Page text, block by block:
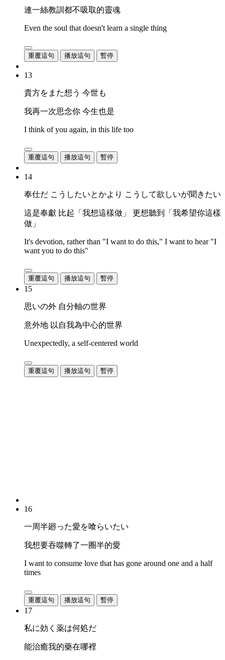
連一絲教訓都不吸取的靈魂
Even the soul that doesn't learn a single thing
重覆這句 播放這句 暫停
13
貴方をまた想う 今世も
我再一次思念你 今生也是
I think of you again, in this life too
重覆這句 播放這句 暫停
14
奉仕だ こうしたいとかより こうして欲しいが聞きたい
這是奉獻 比起「我想這樣做」 更想聽到「我希望你這樣
做」
It's devotion, rather than "I want to do this," I want to hear "I
want you to do this"
重覆這句 播放這句 暫停
15
思いの外 自分軸の世界
意外地 以自我為中心的世界
Unexpectedly, a self-centered world
重覆這句 播放這句 暫停
16
一周半廻った愛を喰らいたい
我想要吞噬轉了一圈半的愛
I want to consume love that has gone around one and a half
times
重覆這句 播放這句 暫停
17
私に効く薬は何処だ
能治癒我的藥在哪裡